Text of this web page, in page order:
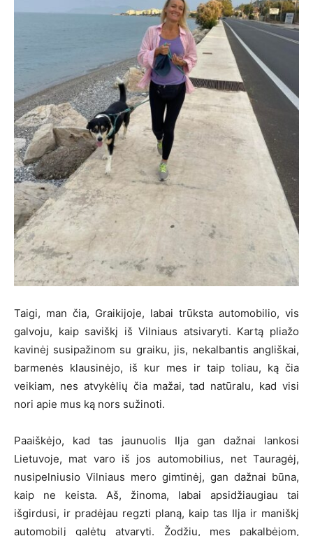
Taigi, man čia, Graikijoje, labai trūksta automobilio, vis
galvoju, kaip saviškį iš Vilniaus atsivaryti. Kartą pliažo
kavinėj susipažinom su graiku, jis, nekalbantis angliškai,
barmenės klausinėjo, iš kur mes ir taip toliau, ką čia
veikiam, nes atvykėlių čia mažai, tad natūralu, kad visi
nori apie mus ką nors sužinoti.
Paaiškėjo, kad tas jaunuolis Ilja gan dažnai lankosi
Lietuvoje, mat varo iš jos automobilius, net Tauragėj,
nusipelniusio Vilniaus mero gimtinėj, gan dažnai būna,
kaip ne keista. Aš, žinoma, labai apsidžiaugiau tai
išgirdusi, ir pradėjau regzti planą, kaip tas Ilja ir maniškį
automobilį galėtų atvaryti. Žodžiu, mes pakalbėjom,